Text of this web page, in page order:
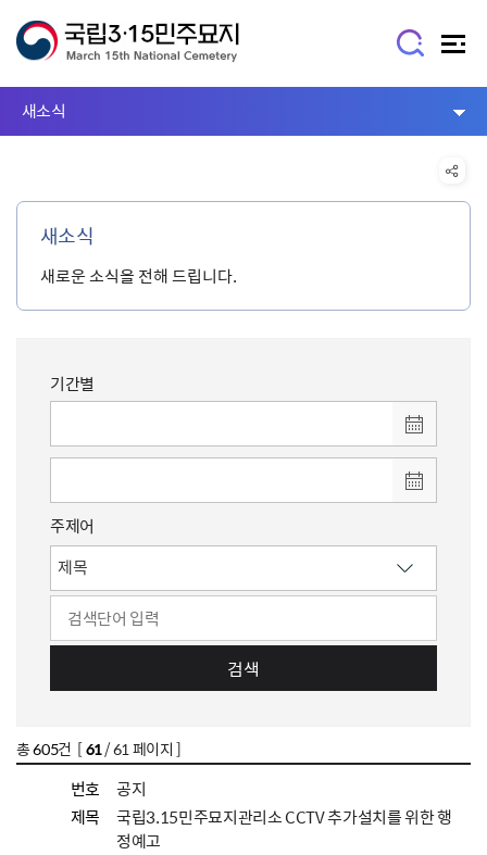
새소식
새소식
새로운 소식을 전해 드립니다.
기간별
주제어
검색
총605건 [61/ 61 페이지 ]
번호
공지
제목
국립3.15민주묘지관리소 CCTV 추가설치를 위한 행
정예고